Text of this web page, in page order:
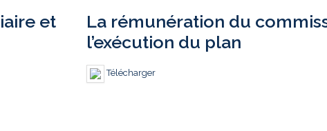
et
La rémunération du
l’exécution du plan
Télécharger